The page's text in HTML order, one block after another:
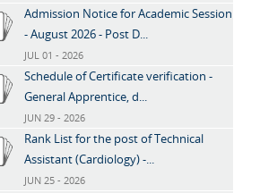
Admission Notice for Academic Session
- August 2026 - Post D...
JUL 01 - 2026
Schedule of Certificate verification -
General Apprentice, d...
JUN 29 - 2026
Rank List for the post of Technical
Assistant (Cardiology) -...
JUN 25 - 2026